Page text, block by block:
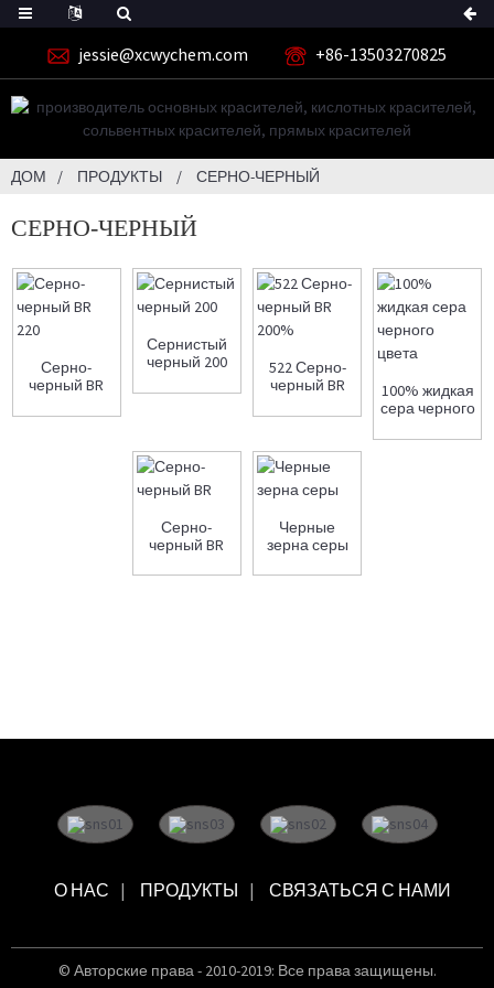
jessie@xcwychem.com +86-13503270825
ДОМ ПРОДУКТЫ СЕРНО-ЧЕРНЫЙ
СЕРНО-ЧЕРНЫЙ
Серно-
черный BR
Сернистый
черный 200
522 Серно-
черный BR
100% жидкая
сера черного
Серно-
черный BR
Черные
зерна серы
О НАС ПРОДУКТЫ СВЯЗАТЬСЯ С НАМИ
© Авторские права - 2010-2019: Все права защищены.